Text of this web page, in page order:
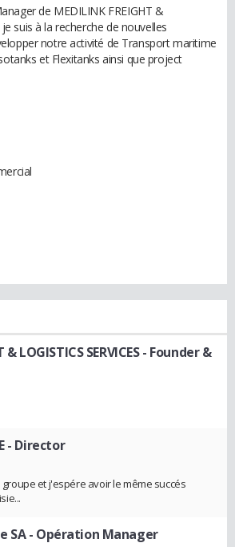
de MEDILINK FREIGHT &
je suis à la recherche de nouvelles
notre activité de Transport maritime
et Flexitanks ainsi que project
LOGISTICS SERVICES- Founder &
- Director
et j'espére avoir le même succés
SA- Opération Manager